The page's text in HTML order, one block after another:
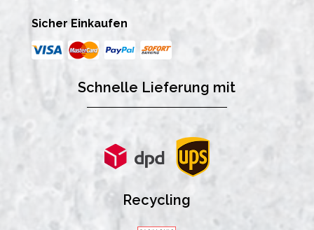
Sicher Einkaufen
Schnelle Lieferung mit
Recycling